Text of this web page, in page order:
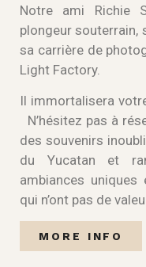
Notre ami Richie
plongeur souterrain,
sa carrière de
Light Factory.
Il immortalisera
N’hésitez pas à
des souvenirs
du Yucatan et
ambiances
qui n’ont pas de
MORE INFO